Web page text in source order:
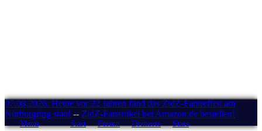
07.08.2026: Heute vor 22 Jahren fand das ZidZ-Fantreffen am
Nürburgring statt! -- ZidZ-Fanartikel bei Amazon.de bestellen!
Menü Start Forum Drehorte Stars